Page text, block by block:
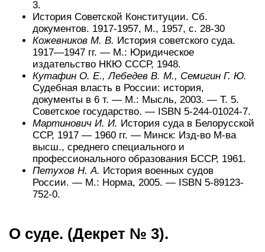
3.
История Советской Конституции. Сб.
документов. 1917-1957, М., 1957, с. 28-30
Кожевников М. В. История советского суда.
1917—1947 гг. — М.: Юридическое
издательство НКЮ СССР, 1948.
Кутафин О. Е., Лебедев В. М., Семигин Г. Ю.
Судебная власть в России: история,
документы в 6 т. — М.: Мысль, 2003. — Т. 5.
Советское государство. — ISBN 5-244-01024-7.
Мартинович И. И. История суда в Белорусской
ССР, 1917 — 1960 гг. — Минск: Изд-во М-ва
высш., среднего специального и
профессионального образования БССР, 1961.
Петухов Н. А. История военных судов
России. — М.: Норма, 2005. — ISBN 5-89123-
752-0.
О суде. (Декрет № 3).